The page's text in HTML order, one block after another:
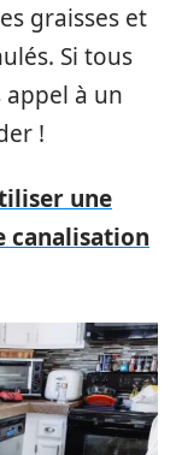
graisses et
Si tous
à un
!
une
canalisation